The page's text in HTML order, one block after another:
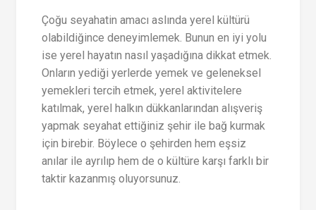
Çoğu seyahatin amacı aslında yerel kültürü
olabildiğince deneyimlemek. Bunun en iyi yolu
ise yerel hayatın nasıl yaşadığına dikkat etmek.
Onların yediği yerlerde yemek ve geleneksel
yemekleri tercih etmek, yerel aktivitelere
katılmak, yerel halkın dükkanlarından alışveriş
yapmak seyahat ettiğiniz şehir ile bağ kurmak
için birebir. Böylece o şehirden hem eşsiz
anılar ile ayrılıp hem de o kültüre karşı farklı bir
taktir kazanmış oluyorsunuz.